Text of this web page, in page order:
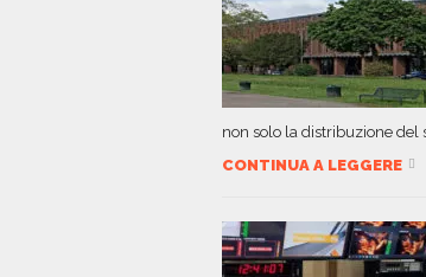
non solo la distribuzione del
CONTINUA A LEGGERE